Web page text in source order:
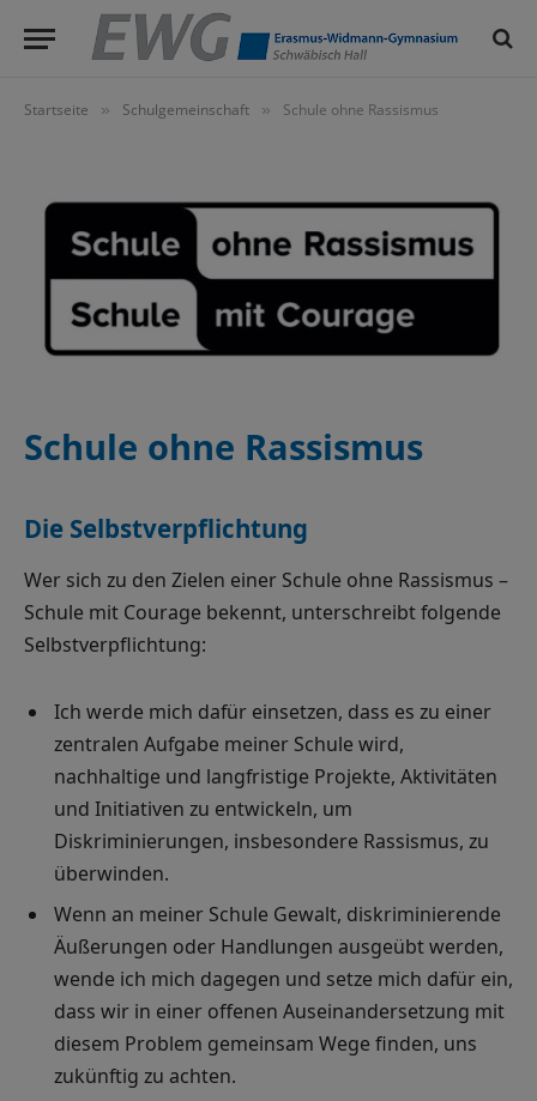
Startseite » Schulgemeinschaft » Schule ohne Rassismus
Schule ohne Rassismus
Die Selbstverpflichtung
Wer sich zu den Zielen einer Schule ohne Rassismus –
Schule mit Courage bekennt, unterschreibt folgende
Selbstverpflichtung:
Ich werde mich dafür einsetzen, dass es zu einer
zentralen Aufgabe meiner Schule wird,
nachhaltige und langfristige Projekte, Aktivitäten
und Initiativen zu entwickeln, um
Diskriminierungen, insbesondere Rassismus, zu
überwinden.
Wenn an meiner Schule Gewalt, diskriminierende
Äußerungen oder Handlungen ausgeübt werden,
wende ich mich dagegen und setze mich dafür ein,
dass wir in einer offenen Auseinandersetzung mit
diesem Problem gemeinsam Wege finden, uns
zukünftig zu achten.